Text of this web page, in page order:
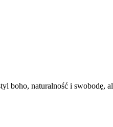
boho, naturalność i